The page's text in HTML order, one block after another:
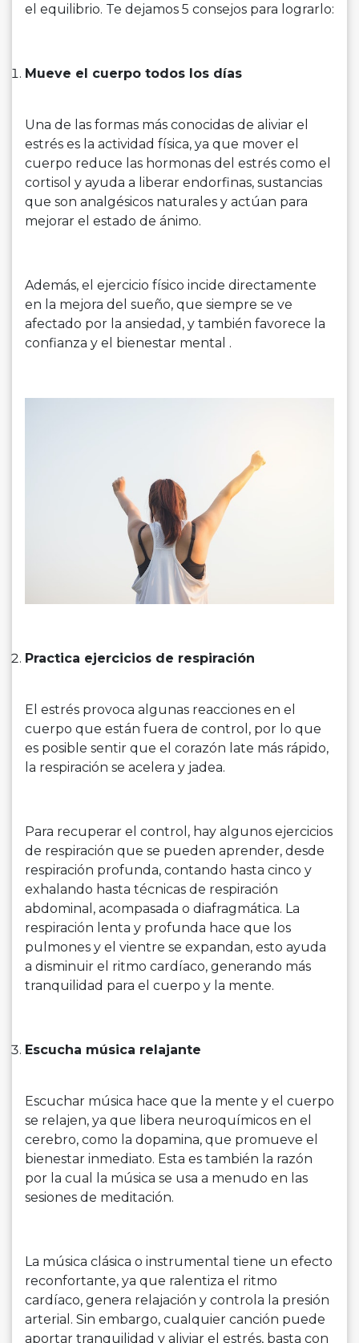
el equilibrio. Te dejamos 5 consejos para lograrlo:
Mueve el cuerpo todos los días
Una de las formas más conocidas de aliviar el
estrés es la actividad física, ya que mover el
cuerpo reduce las hormonas del estrés como el
cortisol y ayuda a liberar endorfinas, sustancias
que son analgésicos naturales y actúan para
mejorar el estado de ánimo.
Además, el ejercicio físico incide directamente
en la mejora del sueño, que siempre se ve
afectado por la ansiedad, y también favorece la
confianza y el bienestar mental .
Practica ejercicios de respiración
El estrés provoca algunas reacciones en el
cuerpo que están fuera de control, por lo que
es posible sentir que el corazón late más rápido,
la respiración se acelera y jadea.
Para recuperar el control, hay algunos ejercicios
de respiración que se pueden aprender, desde
respiración profunda, contando hasta cinco y
exhalando hasta técnicas de respiración
abdominal, acompasada o diafragmática. La
respiración lenta y profunda hace que los
pulmones y el vientre se expandan, esto ayuda
a disminuir el ritmo cardíaco, generando más
tranquilidad para el cuerpo y la mente.
Escucha música relajante
Escuchar música hace que la mente y el cuerpo
se relajen, ya que libera neuroquímicos en el
cerebro, como la dopamina, que promueve el
bienestar inmediato. Esta es también la razón
por la cual la música se usa a menudo en las
sesiones de meditación.
La música clásica o instrumental tiene un efecto
reconfortante, ya que ralentiza el ritmo
cardíaco, genera relajación y controla la presión
arterial. Sin embargo, cualquier canción puede
aportar tranquilidad y aliviar el estrés, basta con